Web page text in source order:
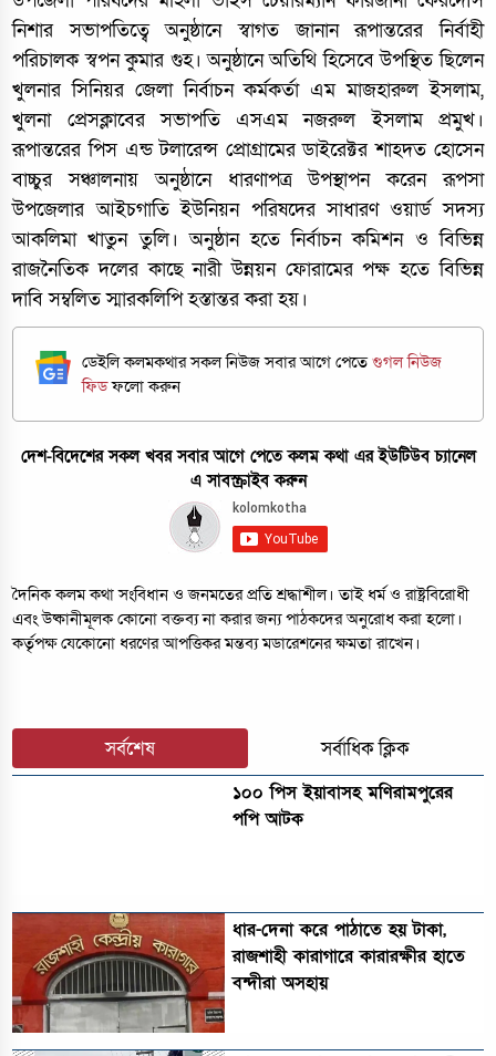
নিশার সভাপতিত্বে অনুষ্ঠানে স্বাগত জানান রূপান্তরের নির্বাহী
পরিচালক স্বপন কুমার গুহ। অনুষ্ঠানে অতিথি হিসেবে উপস্থিত ছিলেন
খুলনার সিনিয়র জেলা নির্বাচন কর্মকর্তা এম মাজহারুল ইসলাম,
খুলনা প্রেসক্লাবের সভাপতি এসএম নজরুল ইসলাম প্রমুখ।
রূপান্তরের পিস এন্ড টলারেন্স প্রোগ্রামের ডাইরেক্টর শাহদত হোসেন
বাচ্চুর সঞ্চালনায় অনুষ্ঠানে ধারণাপত্র উপস্থাপন করেন রূপসা
উপজেলার আইচগাতি ইউনিয়ন পরিষদের সাধারণ ওয়ার্ড সদস্য
আকলিমা খাতুন তুলি। অনুষ্ঠান হতে নির্বাচন কমিশন ও বিভিন্ন
রাজনৈতিক দলের কাছে নারী উন্নয়ন ফোরামের পক্ষ হতে বিভিন্ন
দাবি সম্বলিত স্মারকলিপি হস্তান্তর করা হয়।
ডেইলি কলমকথার সকল নিউজ সবার আগে পেতেগুগল নিউজ
ফিডফলো করুন
দেশ-বিদেশের সকল খবর সবার আগে পেতে কলম কথা এর ইউটিউব চ্যানেল
এ সাবস্ক্রাইব করুন
দৈনিক কলম কথা সংবিধান ও জনমতের প্রতি শ্রদ্ধাশীল। তাই ধর্ম ও রাষ্ট্রবিরোধী
এবং উষ্কানীমূলক কোনো বক্তব্য না করার জন্য পাঠকদের অনুরোধ করা হলো।
কর্তৃপক্ষ যেকোনো ধরণের আপত্তিকর মন্তব্য মডারেশনের ক্ষমতা রাখেন।
সর্বশেষ সর্বাধিক ক্লিক
১০০ পিস ইয়াবাসহ মণিরামপুরের
পপি আটক
ধার-দেনা করে পাঠাতে হয় টাকা,
রাজশাহী কারাগারে কারারক্ষীর হাতে
বন্দীরা অসহায়